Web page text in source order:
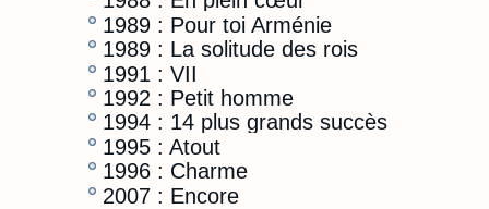
1989 : Pour toi Arménie
1989 : La solitude des rois
1991 : VII
1992 : Petit homme
1994 : 14 plus grands succès
1995 : Atout
1996 : Charme
2007 : Encore